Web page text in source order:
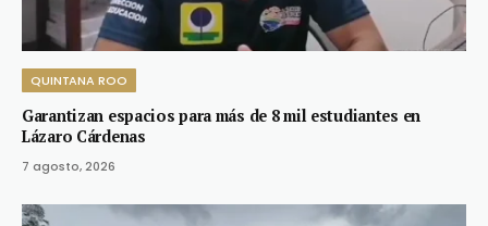
QUINTANA ROO
Garantizan espacios para más de 8 mil estudiantes en
Lázaro Cárdenas
7 agosto, 2026